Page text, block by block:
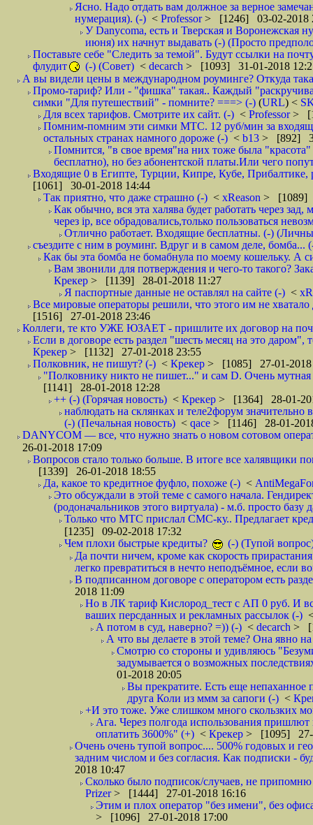
Ясно. Надо отдать вам должное за верное
нумерация). (-) < Professor> [1246] 03-02-2018
У Danycoma, есть и Тверская и Воронежская
июня) их начнут выдавать (-) (Просто
Поставьте себе "Следить за темой". Будут ссылки на
флудит
(-) (Совет) < decarch > [1093] 31-01-2018
А вы видели цены в международном роуминге? Откуда
Промо-тариф? Или - "фишка" такая.. Каждый
симки "Для путешествий" - помните? ===> (-) (URL) <
Для всех тарифов. Смотрите их сайт. (-) < Professor>
Помним-помним эти симки МТС. 12 руб/мин за
остальных странах намного дороже (-) < b13 > [892]
Помнится, "в свое время"на них тоже была
бесплатно), но без абонентской платы.Или чего
Входящие 0 в Египте, Турции, Кипре, Кубе,
[1061] 30-01-2018 14:44
Так приятно, что даже страшно (-) < xReason > [1089]
Как обычно, вся эта халява будет работать через
через ip, все обрадовались,только пользоваться
Отлично работает. Входящие бесплатны. (-)
съездите с ним в роуминг. Вдруг и в самом деле, бомба...
Как бы эта бомба не бомабнула по моему кошельку. А
Вам звонили для потверждения и чего-то такого?
Крекер > [1139] 28-01-2018 11:27
Я паспортные данные не оставлял на сайте (-) <
Все мировые операторы решили, что этого им не
[1516] 27-01-2018 23:46
Коллеги, те кто УЖЕ ЮЗАЕТ - пришлите их договор на
Если в договоре есть раздел "шесть месяц на это даром",
Крекер > [1132] 27-01-2018 23:55
Полковник, не пишут? (-) < Крекер > [1085] 27-01-2018
"Полковнику никто не пишет..." и сам D. Очень
[1141] 28-01-2018 12:28
++ (-) (Горячая новость) < Крекер > [1364] 28-01-
наблюдать на склянках и теле2форум
(-) (Печальная новость) < qace > [1146] 28-01-
DANYCOM — все, что нужно знать о новом сотовом
26-01-2018 17:09
Вопросов стало только больше. В итоге все халявщики
[1339] 26-01-2018 18:55
Да, какое то кредитное фуфло, похоже (-) <
Это обсуждали в этой теме с самого начала.
(родоначальников этого виртуала) - м.б. просто
Только что МТС прислал СМС-ку.. Предлагает
[1235] 09-02-2018 17:32
Чем плохи быстрые кредиты?
(-) (Тупой
Да почти ничем, кроме как скорость
легко превратиться в нечто неподъёмное, если
В подписанном договоре с оператором есть
2018 11:09
Но в ЛК тариф Кислород_тест с АП 0 руб. И
ваших персданных и рекламных рассылок (-)
А потом в суд, наверно? =)) (-) < decarch >
А что вы делаете в этой теме? Она явно
Смотрю со стороны и удивляюсь
задумывается о возможных
01-2018 20:05
Вы прекратите. Есть еще непаханное
друга Коли из ммм за сапоги (-) <
+И это тоже. Уже слишком много скользких
Ага. Через полгода использования
оплатить 3600%" (+) < Крекер > [1095] 27-
Очень очень тупой вопрос.... 500% годовых и
задним числом и без согласия. Как подписки -
2018 10:47
Сколько было подписок/случаев, не
Prizer> [1444] 27-01-2018 16:16
Этим и плох оператор "без имени", без
> [1096] 27-01-2018 17:00